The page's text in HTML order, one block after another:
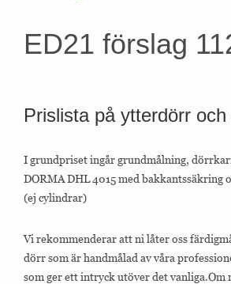
ED21 förslag
Prislista på ytterdörr
I grundpriset ingår grundmålning,
DORMA DHL 4015 med bakkantssäkring
(ej cylindrar)
Vi rekommenderar att ni låter oss
dörr som är handmålad av våra
som ger ett intryck utöver det vanliga.Om